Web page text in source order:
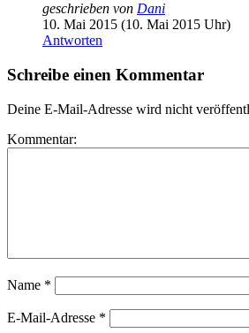
geschrieben von Dani
10. Mai 2015 (10. Mai 2015 Uhr)
Antworten
Schreibe einen Kommentar
Deine E-Mail-Adresse wird nicht
Kommentar:
Name *
E-Mail-Adresse *